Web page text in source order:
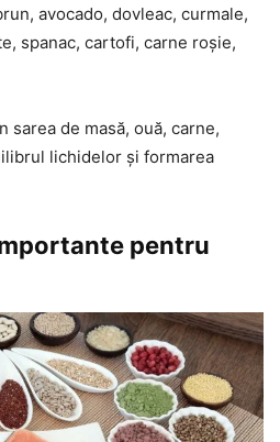
avocado, dovleac, curmale,
spanac, cartofi, carne roșie,
de masă, ouă, carne,
lichidelor și formarea
pentru